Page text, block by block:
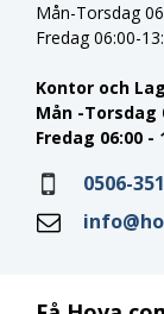
Mån-Torsdag
Fredag 06:00-
Kontor och
Mån -Torsdag
Fredag 06:00 -
0506-